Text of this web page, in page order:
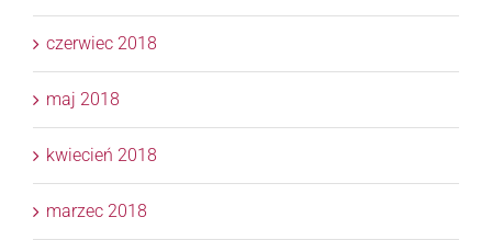
czerwiec 2018
maj 2018
kwiecień 2018
marzec 2018